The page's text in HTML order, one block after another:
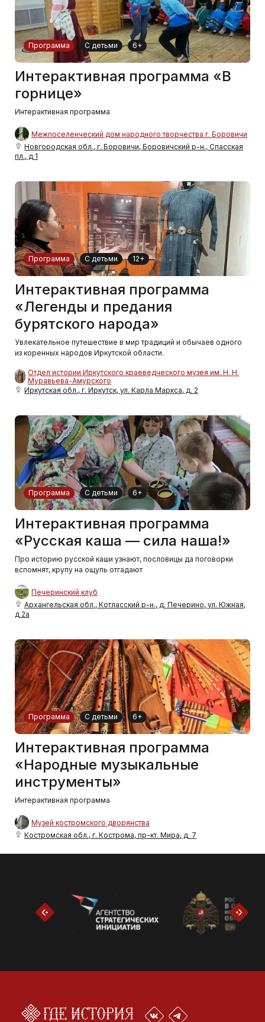
Программа С детьми 6+
Интерактивная программа «В
горнице»
Интерактивная программа
Межпоселенческий дом народного творчества г. Боровичи
Новгородская обл., г. Боровичи, Боровичский р-н., Спасская
пл., д 1
Программа С детьми 12+
Интерактивная программа
«Легенды и предания
бурятского народа»
Увлекательное путешествие в мир традиций и обычаев одного
из коренных народов Иркутской области.
Отдел истории Иркутского краеведческого музея им. Н. Н.
Муравьева-Амурского
Иркутская обл., г. Иркутск, ул. Карла Маркса, д. 2
Программа С детьми 6+
Интерактивная программа
«Русская каша — сила наша!»
Про историю русской каши узнают, пословицы да поговорки
вспомнят, крупу на ощупь отгадают
Печеринский клуб
Архангельская обл., Котласский р-н., д. Печерино, ул. Южная,
д 2а
Программа С детьми 6+
Интерактивная программа
«Народные музыкальные
инструменты»
Интерактивная программа
Музей костромского дворянства
Костромская обл., г. Кострома, пр-кт. Мира, д. 7